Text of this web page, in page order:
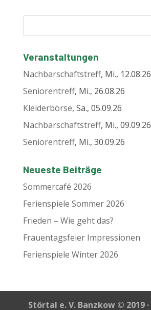
Veranstaltungen
Nachbarschaftstreff, Mi., 12.08.26
Seniorentreff, Mi., 26.08.26
Kleiderbörse, Sa., 05.09.26
Nachbarschaftstreff, Mi., 09.09.26
Seniorentreff, Mi., 30.09.26
Neueste Beiträge
Sommercafé 2026
Ferienspiele Sommer 2026
Frieden – Wie geht das?
Frauentagsfeier Impressionen
Ferienspiele Winter 2026
Störtal e. V. Banzkow © 2019 ·